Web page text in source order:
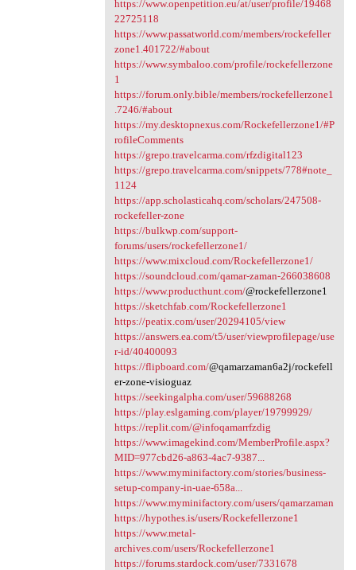
https://www.openpetition.eu/at/user/profile/19468
22725118
https://www.passatworld.com/members/rockefeller
zone1.401722/#about
https://www.symbaloo.com/profile/rockefellerzone
1
https://forum.only.bible/members/rockefellerzone1
.7246/#about
https://my.desktopnexus.com/Rockefellerzone1/#P
rofileComments
https://grepo.travelcarma.com/rfzdigital123
https://grepo.travelcarma.com/snippets/778#note_
1124
https://app.scholasticahq.com/scholars/247508-
rockefeller-zone
https://bulkwp.com/support-
forums/users/rockefellerzone1/
https://www.mixcloud.com/Rockefellerzone1/
https://soundcloud.com/qamar-zaman-266038608
https://www.producthunt.com/@rockefellerzone1
https://sketchfab.com/Rockefellerzone1
https://peatix.com/user/20294105/view
https://answers.ea.com/t5/user/viewprofilepage/use
r-id/40400093
https://flipboard.com/@qamarzaman6a2j/rockefell
er-zone-visioguaz
https://seekingalpha.com/user/59688268
https://play.eslgaming.com/player/19799929/
https://replit.com/@infoqamarrfzdig
https://www.imagekind.com/MemberProfile.aspx?
MID=977cbd26-a863-4ac7-9387...
https://www.myminifactory.com/stories/business-
setup-company-in-uae-658a...
https://www.myminifactory.com/users/qamarzaman
https://hypothes.is/users/Rockefellerzone1
https://www.metal-
archives.com/users/Rockefellerzone1
https://forums.stardock.com/user/7331678